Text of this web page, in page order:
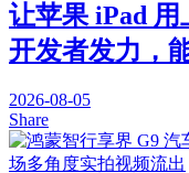
让苹果 iPad 用
开发者发力，
2026-08-05
Share